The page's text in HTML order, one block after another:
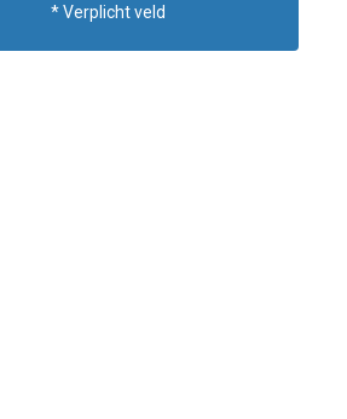
* Verplicht veld